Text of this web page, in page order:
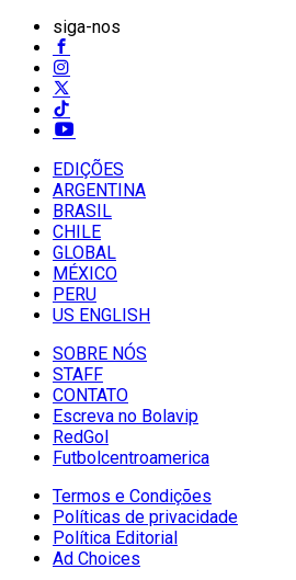
siga-nos
EDIÇÕES
ARGENTINA
BRASIL
CHILE
GLOBAL
MÉXICO
PERU
US ENGLISH
SOBRE NÓS
STAFF
CONTATO
Escreva no Bolavip
RedGol
Futbolcentroamerica
Termos e Condições
Políticas de privacidade
Política Editorial
Ad Choices